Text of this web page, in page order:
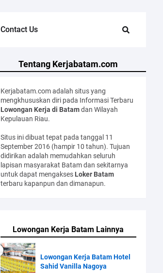
Contact Us
Tentang Kerjabatam.com
Kerjabatam.com adalah situs yang
mengkhususkan diri pada Informasi Terbaru
Lowongan Kerja di Batamdan Wilayah
Kepulauan Riau.
Situs ini dibuat tepat pada tanggal 11
September 2016 (hampir 10 tahun). Tujuan
didirikan adalah memudahkan seluruh
lapisan masyarakat Batam dan sekitarnya
untuk dapat mengakses Loker Batam
terbaru kapanpun dan dimanapun.
Lowongan Kerja Batam Lainnya
Lowongan Kerja Batam Hotel
Sahid Vanilla Nagoya